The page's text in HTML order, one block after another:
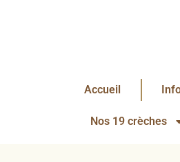
Accueil
Nos 19 crèches